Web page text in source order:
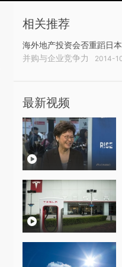
相关推荐
海外地产投资会否重蹈日
并购与企业竞争力 2014-
最新视频